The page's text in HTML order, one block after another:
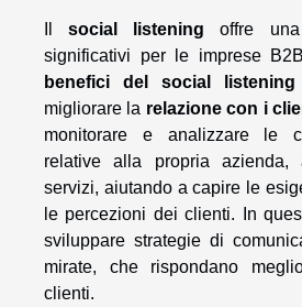
Ilsocial listening offre
significativi per le imprese
benefici del social listening
migliorare la relazione con i
monitorare e analizzare le
relative alla propria
servizi, aiutando a capire le
le percezioni dei clienti. In
sviluppare strategie di
mirate, che rispondano
clienti.